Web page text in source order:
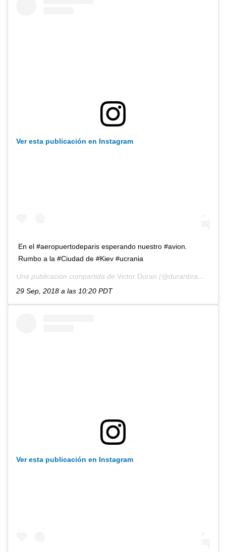
Ver esta publicación en Instagram
En el #aeropuertodeparis esperando nuestro #avion.
Rumbo a la #Ciudad de #Kiev #ucrania
Una publicación compartida de Victor Duran (@duranbrambri) el
29 Sep, 2018 a las 10:20 PDT
Ver esta publicación en Instagram